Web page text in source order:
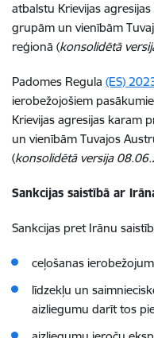
atbalstu Krievijas
grupām un vienībām
reģionā (konsolidētā
Padomes Regula (ES)
ierobežojošiem
Krievijas agresijas karam
un vienībām Tuvajos
(konsolidētā versija
Sankcijas saistībā ar
Sankcijas pret Irānu
ceļošanas
līdzekļu un
aizliegumu darīt tos